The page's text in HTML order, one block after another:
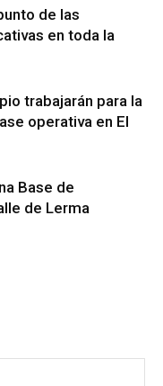
de las
en toda la
trabajarán para la
operativa en El
Base de
de Lerma